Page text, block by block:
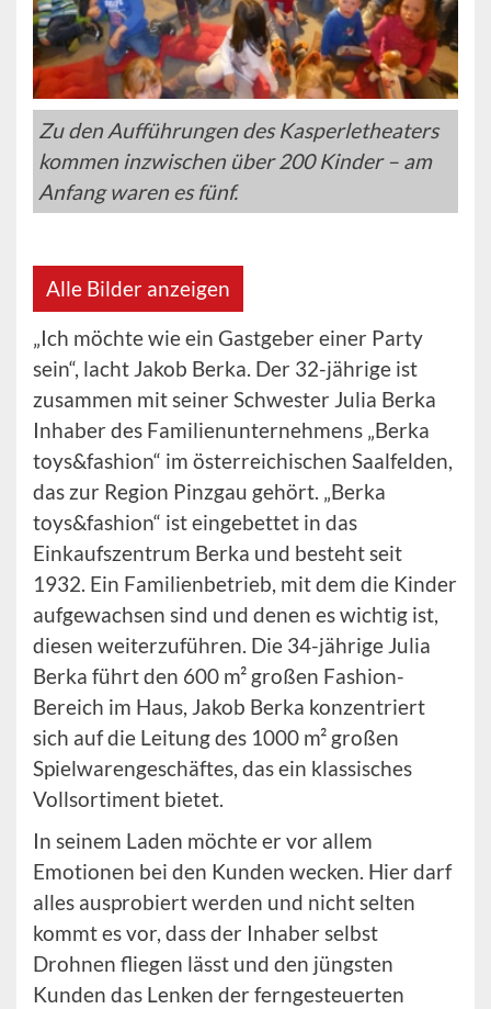
Zu den Aufführungen des Kasperletheaters
kommen inzwischen über 200 Kinder – am
Anfang waren es fünf.
Alle Bilder anzeigen
„Ich möchte wie ein Gastgeber einer Party
sein“, lacht Jakob Berka. Der 32-jährige ist
zusammen mit seiner Schwester Julia Berka
Inhaber des Familienunternehmens „Berka
toys&fashion“ im österreichischen Saalfelden,
das zur Region Pinzgau gehört. „Berka
toys&fashion“ ist eingebettet in das
Einkaufszentrum Berka und besteht seit
1932. Ein Familienbetrieb, mit dem die Kinder
aufgewachsen sind und denen es wichtig ist,
diesen weiterzuführen. Die 34-jährige Julia
Berka führt den 600 m² großen Fashion-
Bereich im Haus, Jakob Berka konzentriert
sich auf die Leitung des 1000 m² großen
Spielwarengeschäftes, das ein klassisches
Vollsortiment bietet.
In seinem Laden möchte er vor allem
Emotionen bei den Kunden wecken. Hier darf
alles ausprobiert werden und nicht selten
kommt es vor, dass der Inhaber selbst
Drohnen fliegen lässt und den jüngsten
Kunden das Lenken der ferngesteuerten